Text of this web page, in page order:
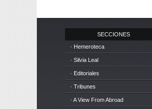
SECCIONES
· Hemeroteca
· Silvia Leal
· Editoriales
· Tribunes
· A View From Abroad